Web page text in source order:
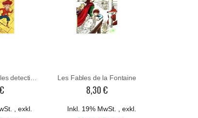
,exkl.
Les Fables de la Fontaine
8,30 €
Inkl. 19% MwSt. ,exkl.